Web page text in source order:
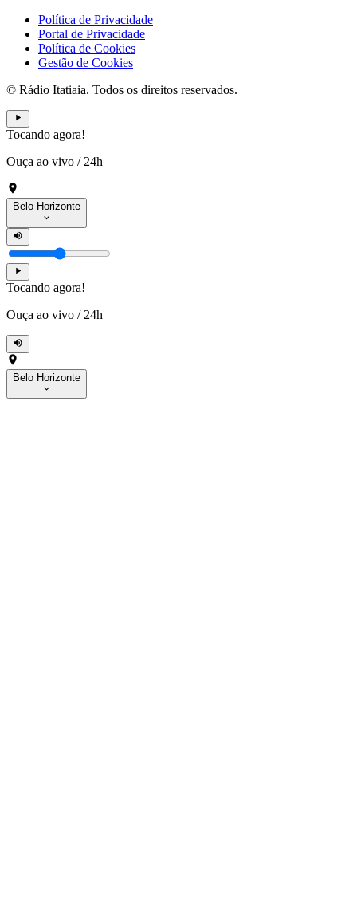
Política de Privacidade
Portal de Privacidade
Política de Cookies
Gestão de Cookies
© Rádio Itatiaia. Todos os direitos reservados.
Tocando agora!
Ouça ao vivo / 24h
Belo Horizonte
Tocando agora!
Ouça ao vivo / 24h
Belo Horizonte